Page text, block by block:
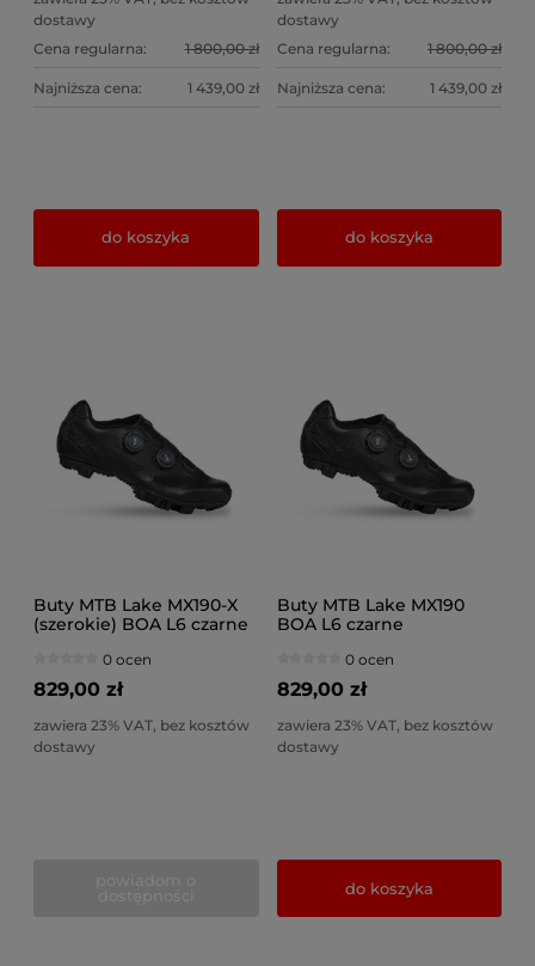
dostawy
Cena regularna:
1 800,00 zł
Najniższa cena: 1 439,00 zł
do koszyka
dostawy
Cena regularna:
1 800,00 zł
Najniższa cena: 1 439,00 zł
do koszyka
Buty MTB Lake MX190-X
(szerokie) BOA L6 czarne
0 ocen
829,00 zł
zawiera 23% VAT, bez kosztów
dostawy
Buty MTB Lake MX190
BOA L6 czarne
0 ocen
829,00 zł
zawiera 23% VAT, bez kosztów
dostawy
do koszyka